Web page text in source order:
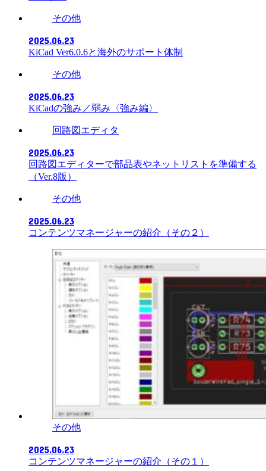
その他
2025.06.23
KiCad Ver6.0.6と海外のサポート体制
その他
2025.06.23
KiCadの強み／弱み〈強み編〉
回路図エディタ
2025.06.23
回路図エディターで部品表やネットリストを準備する
（Ver.8版）
その他
2025.06.23
コンテンツマネージャーの紹介（その２）
その他
2025.06.23
コンテンツマネージャーの紹介（その１）